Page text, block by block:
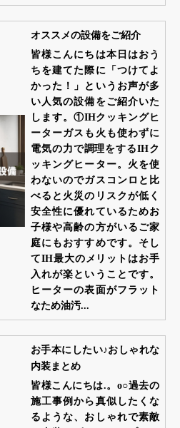
オススメの設備をご紹介
皆様こんにちは本日はおう
ちを建てた際に「つけてよ
かった！」というお声が多
い人気の設備をご紹介いた
します。①IHクッキングヒ
ーターガスも火も使わずに
電気の力で調理をするIHク
ッキングヒーター。火を使
わないのでガスコンロと比
べると火災のリスクが低く
安全性に優れているためお
子様や高齢の方がいるご家
庭にもおすすめです。そし
てIH最大のメリットはお手
入れが楽ということです。
ヒーターの表面がフラット
なため油汚...
お手本にしたい♪おしゃれな
内装まとめ
皆様こんにちは.。o○過去の
施工事例から真似したくな
るような、おしゃれで素敵